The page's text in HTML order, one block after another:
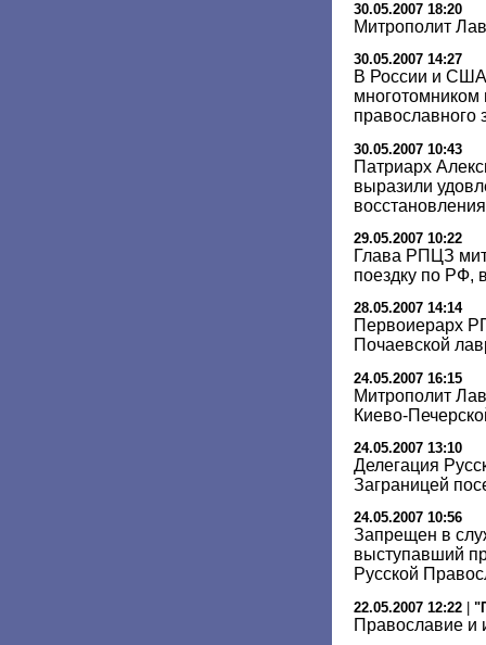
30.05.2007 18:20
Митрополит
30.05.2007 14:27
В России и США
многотомником
православного
30.05.2007 10:43
Патриарх
выразили
29.05.2007 10:22
Глава РПЦЗ
поездку по РФ,
28.05.2007 14:14
Первоиерарх
Почаевской
24.05.2007 16:15
Митрополит
Киево-
24.05.2007 13:10
Делегация
Заграницей
24.05.2007 10:56
Запрещен в
выступавший
Русской
22.05.2007 12:22
Православие и